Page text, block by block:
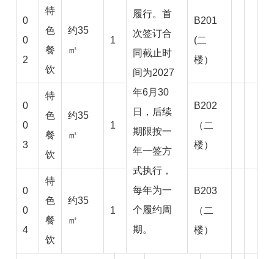
履行。首
次签订合
同截止时
间为2027
年6月30
日，后续
期限按一
年一签方
式执行，
每年为一
个履约周
期。
0
0
2
特
色
餐
饮
约35
㎡
1
B201
(二
楼）
0
0
3
特
色
餐
饮
约35
㎡
1
B202
（二
楼）
0
0
4
特
色
餐
饮
约35
㎡
1
B203
（二
楼）